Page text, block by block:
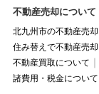
不動産売却について
北九州市の不動産売却
住み替えで不動産売却
不動産買取について
諸費用・税金について